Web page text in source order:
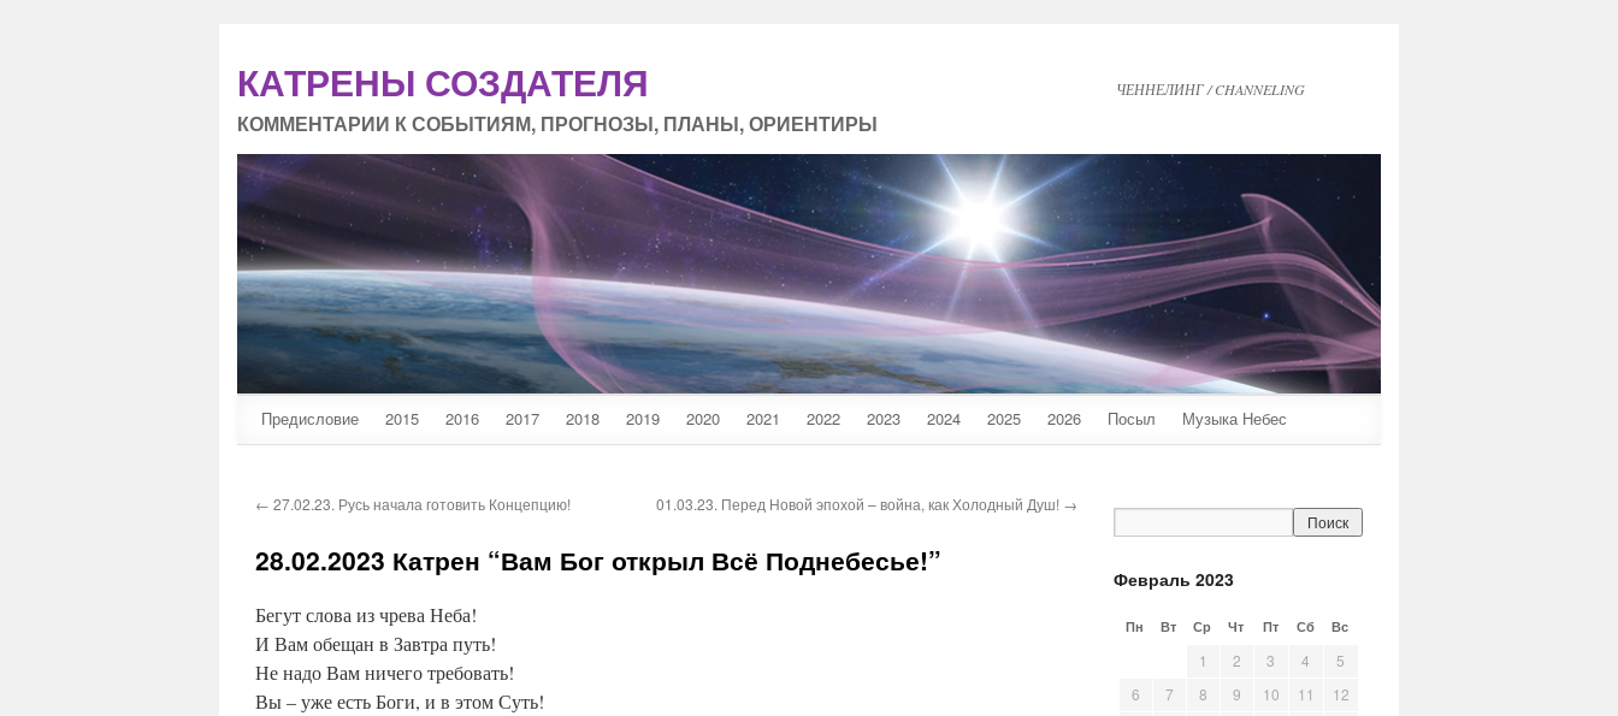
ЧЕННЕЛИНГ / CHANNELING
КАТРЕНЫ СОЗДАТЕЛЯ
КОММЕНТАРИИ К СОБЫТИЯМ, ПРОГНОЗЫ, ПЛАНЫ, ОРИЕНТИРЫ
Предисловие 2015 2016 2017 2018 2019 2020 2021 2022 2023 2024 2025 2026 Посыл Музыка Небес
Февраль 2023
Пн Вт Ср Чт Пт Сб Вс
1 2 3 4
5
6
7 8 9 10 11
12
← 27.02.23. Русь начала готовить Концепцию! 01.03.23. Перед Новой эпохой – война, как Холодный Душ! →
28.02.2023 Катрен “Вам Бог открыл Всё Поднебесье!”
Бегут слова из чрева Неба!
И Вам обещан в Завтра путь!
Не надо Вам ничего требовать!
Вы – уже есть Боги, и в этом Суть!